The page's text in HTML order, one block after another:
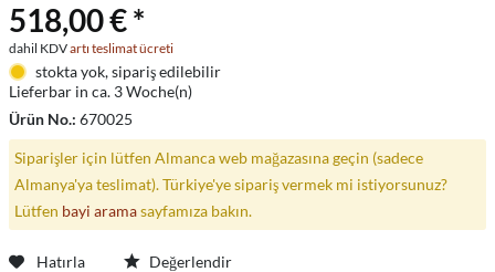
518,00 € *
dahil KDVartı teslimat ücreti
stokta yok, sipariş edilebilir
Lieferbar in ca. 3 Woche(n)
Ürün No.: 670025
Siparişler için lütfen Almanca web mağazasına geçin (sadece
Almanya'ya teslimat). Türkiye'ye sipariş vermek mi istiyorsunuz?
Lütfen bayi aramasayfamıza bakın.
Hatırla Değerlendir